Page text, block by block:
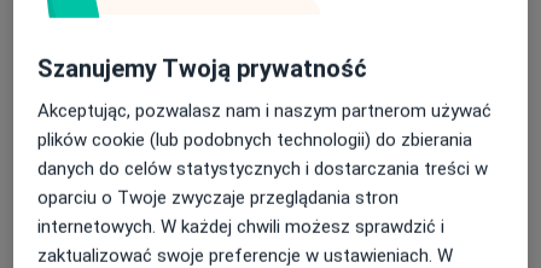
Bezpieczne płatności
lek. Andrzej Pękacki
Pediatra·Więcej
459 opinii
Adres Online 1 Online 2
Szanujemy Twoją prywatność
Akceptując, pozwalasz nam i naszym partnerom używać
plików cookie (lub podobnych technologii) do zbierania
danych do celów statystycznych i dostarczania treści w
oparciu o Twoje zwyczaje przeglądania stron
internetowych. W każdej chwili możesz sprawdzić i
zaktualizować swoje preferencje w ustawieniach. W